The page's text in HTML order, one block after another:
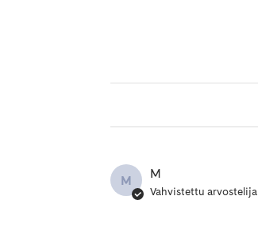
M M
Vahvistettu arvostelija